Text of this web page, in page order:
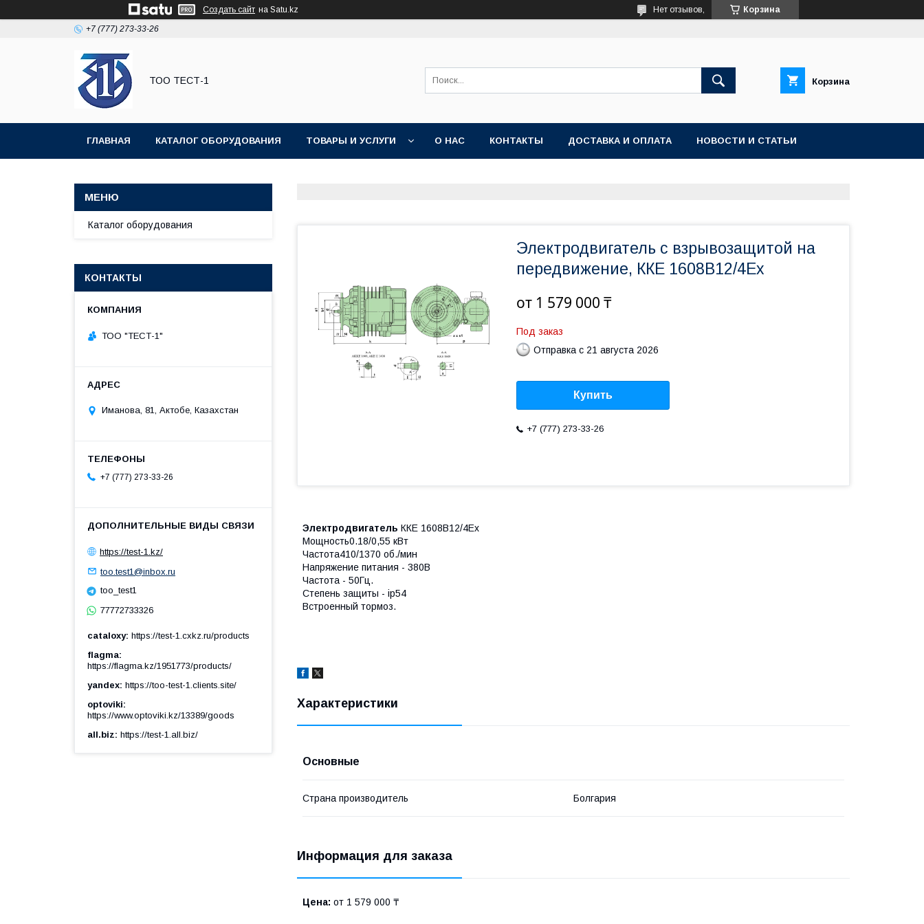
Создать сайт на Satu.kz Корзина
Нет отзывов,
+7 (777) 273-33-26
ТОО ТЕСТ-1 Корзина
ГЛАВНАЯ КАТАЛОГ ОБОРУДОВАНИЯ ТОВАРЫ И УСЛУГИ О НАС КОНТАКТЫ ДОСТАВКА И ОПЛАТА НОВОСТИ И СТАТЬИ
Электродвигатель с взрывозащитой на
передвижение, ККЕ 1608В12/4Ех
от 1 579 000 ₸
Под заказ
Отправка с 21 августа 2026
Купить
+7 (777) 273-33-26
Электродвигатель ККЕ 1608В12/4Ех
Мощность0.18/0,55 кВт
Частота410/1370 об./мин
Напряжение питания - 380В
Частота - 50Гц.
Степень защиты - ip54
Встроенный тормоз.
Характеристики
Основные
Страна производитель Болгария
Информация для заказа
Цена: от 1 579 000 ₸
Каталог оборудования
КОНТАКТЫ
ТОО "ТЕСТ-1"
Иманова, 81, Актобе, Казахстан
+7 (777) 273-33-26
https://test-1.kz/
too.test1@inbox.ru
too_test1
77772733326
cataloxy https://test-1.cxkz.ru/products
flagma
https://flagma.kz/1951773/products/
yandex https://too-test-1.clients.site/
optoviki
https://www.optoviki.kz/13389/goods
all.biz https://test-1.all.biz/